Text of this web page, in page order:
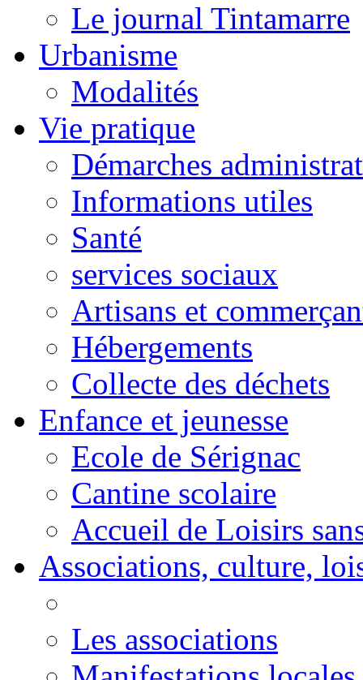
Le journal Tintamarre
Urbanisme
Modalités
Vie pratique
Démarches
Informations utiles
Santé
services sociaux
Artisans et
Hébergements
Collecte des déchets
Enfance et jeunesse
Ecole de Sérignac
Cantine scolaire
Accueil de Loisirs
Associations, culture,
Les associations